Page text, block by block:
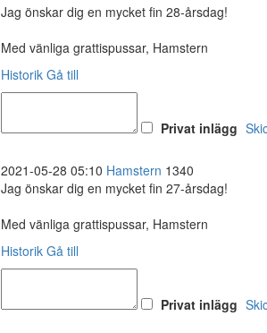
Jag önskar dig en mycket fin 28-årsdag!
Med vänliga grattispussar, Hamstern
Historik Gå till
Privat inlägg
2021-05-28 05:10 Hamstern 1340
Jag önskar dig en mycket fin 27-årsdag!
Med vänliga grattispussar, Hamstern
Historik Gå till
Privat inlägg